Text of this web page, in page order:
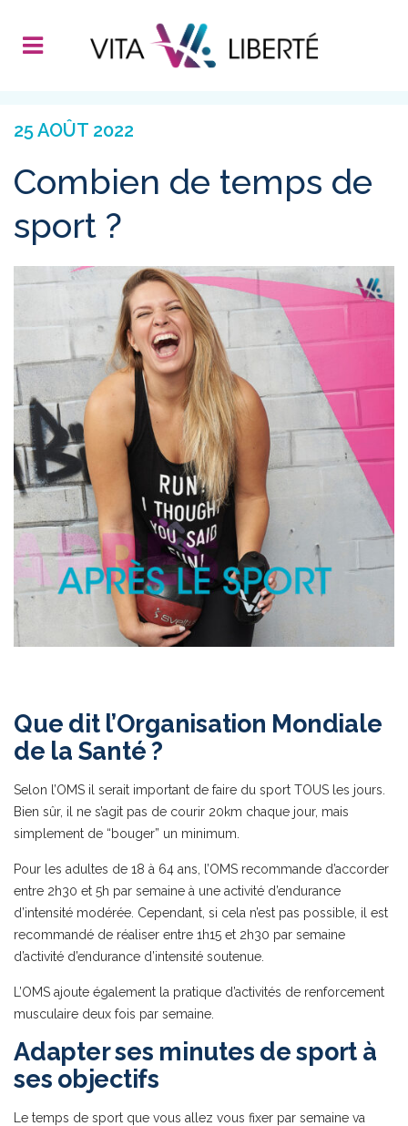
25 AOÛT 2022
Combien de temps de
sport ?
Que dit l’Organisation Mondiale
de la Santé?
Selon l’OMS il serait important de faire du sport TOUS les jours.
Bien sûr, il ne s’agit pas de courir 20km chaque jour, mais
simplement de “bouger” un minimum.
Pour les adultes de 18 à 64 ans, l’OMS recommande d’accorder
entre 2h30 et 5h par semaine à une activité d’endurance
d’intensité modérée. Cependant, si cela n’est pas possible, il est
recommandé de réaliser entre 1h15 et 2h30 par semaine
d’activité d’endurance d’intensité soutenue.
L’OMS ajoute également la pratique d’activités de renforcement
musculaire deux fois par semaine.
Adapter ses minutes de sport à
ses objectifs
Le temps de sport que vous allez vous fixer par semaine va